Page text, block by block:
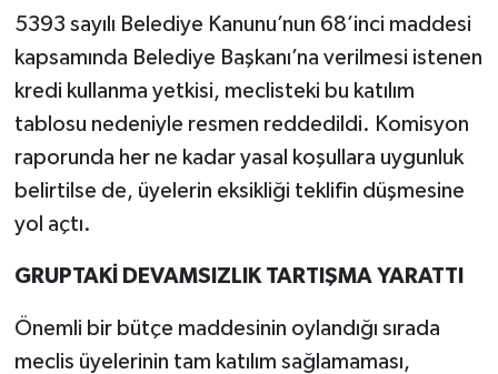
5393 sayılı Belediye Kanunu’nun 68’inci maddesi
kapsamında Belediye Başkanı’na verilmesi istenen
kredi kullanma yetkisi, meclisteki bu katılım
tablosu nedeniyle resmen reddedildi. Komisyon
raporunda her ne kadar yasal koşullara uygunluk
belirtilse de, üyelerin eksikliği teklifin düşmesine
yol açtı.
GRUPTAKİ DEVAMSIZLIK TARTIŞMA YARATTI
Önemli bir bütçe maddesinin oylandığı sırada
meclis üyelerinin tam katılım sağlamaması,